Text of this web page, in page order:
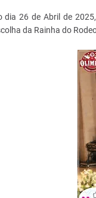
dia 26 de Abril de
da Rainha do